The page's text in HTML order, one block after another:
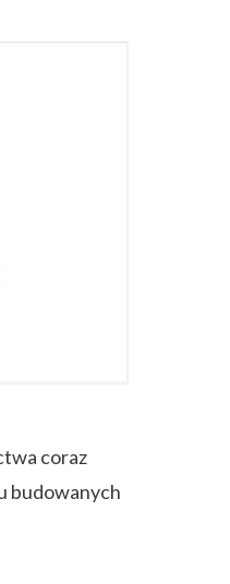
coraz
budowanych